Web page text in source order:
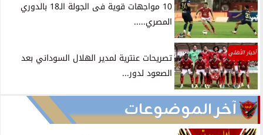
10 مواجهات قوية فى الجولة الـ18 بالدوري
المصري.....
أخبار الأهلي
تصريحات عنترية لمدير الهلال السوداني بعد
الصعود لدور...
آخر الموضوعات